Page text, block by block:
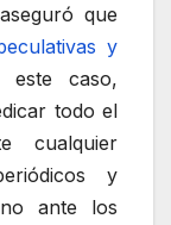
que
y
caso,
todo el
cualquier
y
ante los